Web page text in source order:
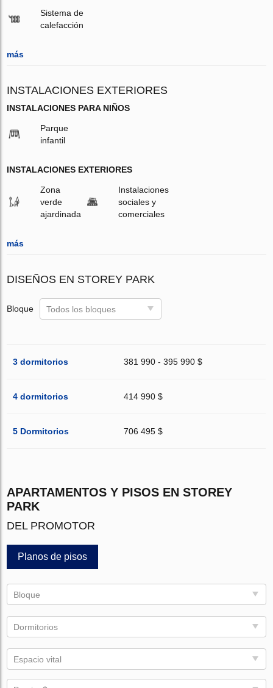
Sistema de
calefacción
más
INSTALACIONES EXTERIORES
INSTALACIONES PARA NIÑOS
Parque
infantil
INSTALACIONES EXTERIORES
Zona
verde
ajardinada
Instalaciones
sociales y
comerciales
más
DISEÑOS EN STOREY PARK
Bloque Todos los bloques
3 dormitorios 381 990 - 395 990 $
4 dormitorios 414 990 $
5 Dormitorios 706 495 $
APARTAMENTOS Y PISOS EN STOREY
PARK
DEL PROMOTOR
Planos de pisos
Bloque
Dormitorios
Espacio vital